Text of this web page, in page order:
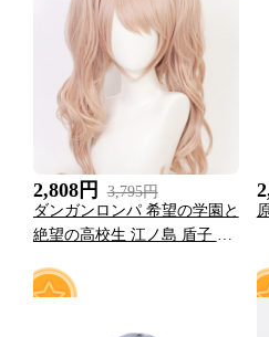
2,808円
3,795円
ダンガンロンパ 希望の学園と
絶望の高校生 江ノ島 盾子 コ